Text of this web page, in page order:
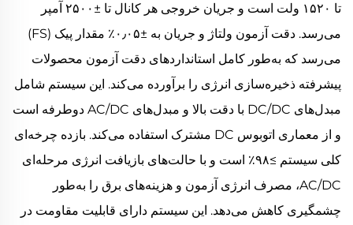
تا ۱۵۲۰ ولت است و جریان خروجی هر کانال تا ±۲۵۰۰ آمپر
می‌رسد. دقت آزمون ولتاژ و جریان به ±۰٫۰۵٪ مقدار پیک (FS)
می‌رسد که به‌طور کامل استانداردهای دقت آزمون محصولات
پیشرفته ذخیره‌سازی انرژی را برآورده می‌کند. این سیستم شامل
مبدل‌های DC/DC با دقت بالا و مبدل‌های AC/DC دوطرفه است
و از معماری اتوبوس DC مشترک استفاده می‌کند. بازده چرخه‌ای
کلی سیستم ≥۹۸٪ است و با حالت‌های بازیافت انرژی مرحله‌ای
AC/DC، مصرف انرژی آزمون و هزینه‌های برق را به‌طور
چشمگیری کاهش می‌دهد. این سیستم دارای قابلیت مقاومت در